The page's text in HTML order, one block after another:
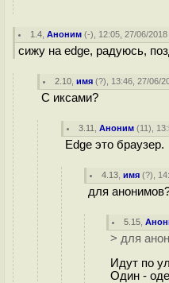
1.4 ,Аноним (-), 12:05, 27/06/2018
сижу на edge, радуюсь,
2.10 ,имя (?), 13:46, 27/06/
С иксами?
3.11 ,Аноним (11),
Edge это браузер.
4.13 ,имя (?),
для
5.15 ,
> для
Идут по
Один -